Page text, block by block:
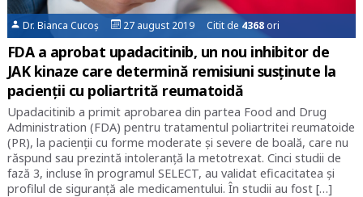
Dr. Bianca Cucoș 27 august 2019 Citit de 4368ori
FDA a aprobat upadacitinib, un nou inhibitor de
JAK kinaze care determină remisiuni susținute la
pacienții cu poliartrită reumatoidă
Upadacitinib a primit aprobarea din partea Food and Drug
Administration (FDA) pentru tratamentul poliartritei reumatoide
(PR), la pacienții cu forme moderate și severe de boală, care nu
răspund sau prezintă intoleranță la metotrexat. Cinci studii de
fază 3, incluse în programul SELECT, au validat eficacitatea și
profilul de siguranță ale medicamentului. În studii au fost […]